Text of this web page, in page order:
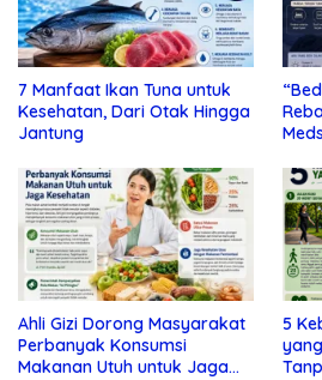
7 Manfaat Ikan Tuna untuk
Kesehatan, Dari Otak Hingga
Jantung
Ahli Gizi Dorong Masyarakat
Perbanyak Konsumsi
Makanan Utuh untuk Jaga
5